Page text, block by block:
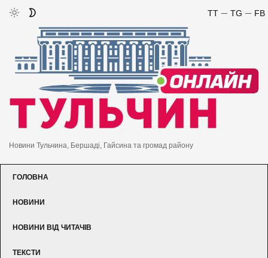
FB
TG
TT
Новини Тульчина, Бершаді, Гайсина та громад району
ГОЛОВНА
НОВИНИ
НОВИНИ ВІД ЧИТАЧІВ
ТЕКСТИ